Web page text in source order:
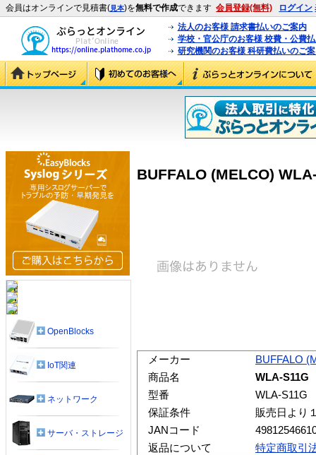
会員はオンラインで見積書(見本)を無料で作成できます 会員登録(無料) ログイン
法人のお客様 請求書払いのご案内
学校・官公庁のお客様 校費・公費
研究機関のお客様 科研費払いのご
BUFFALO (MELCO)
メーカー
BUFFALO
商品名
WLA-S11G
型番
WLA-S11G
保証条件
販売日より
JANコード
返品について
特定商取引
OpenBlocks
IoT関連
ネットワーク
サーバ・ストレージ